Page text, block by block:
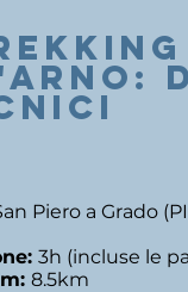
Piero a Grado
3h (incluse le
8.5km